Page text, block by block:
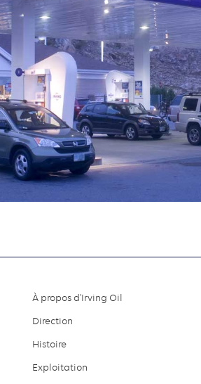
Footer
menu
À propos d'Irving Oil
Direction
Histoire
Exploitation